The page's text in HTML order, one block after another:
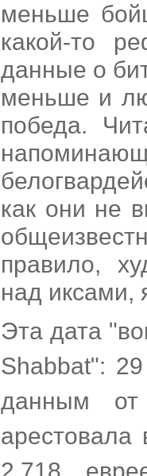
меньше
какой-то
данные о
меньше и
победа.
как они не
правило,
над иксами,
Эта дата
Shabbat":
данным